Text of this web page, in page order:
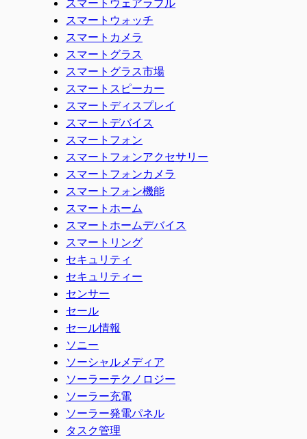
スマートウォッチ
スマートカメラ
スマートグラス
スマートグラス市場
スマートスピーカー
スマートディスプレイ
スマートデバイス
スマートフォン
スマートフォンアクセサリー
スマートフォンカメラ
スマートフォン機能
スマートホーム
スマートホームデバイス
スマートリング
セキュリティ
セキュリティー
センサー
セール
セール情報
ソニー
ソーシャルメディア
ソーラーテクノロジー
ソーラー充電
ソーラー発電パネル
タスク管理